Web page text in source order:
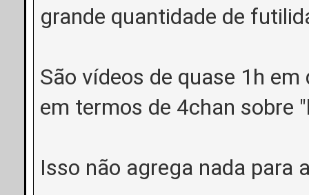
grande quantidade de
São vídeos de quase 1h
em termos de 4chan sobre
Isso não agrega nada para